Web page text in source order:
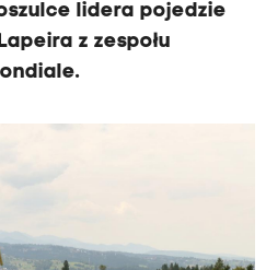
lidera pojedzie
z zespołu